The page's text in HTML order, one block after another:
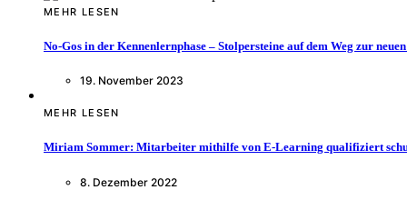
MEHR LESEN
No-Gos in der Kennenlernphase – Stolpersteine auf dem Weg zur
19. November 2023
MEHR LESEN
Miriam Sommer: Mitarbeiter mithilfe von E-Learning qualifiziert
8. Dezember 2022